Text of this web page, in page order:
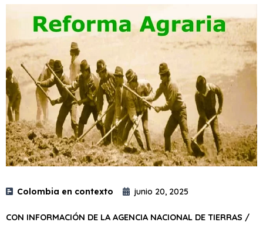
Colombia en contexto junio 20, 2025
CON INFORMACIÓN DE LA AGENCIA NACIONAL DE TIERRAS /